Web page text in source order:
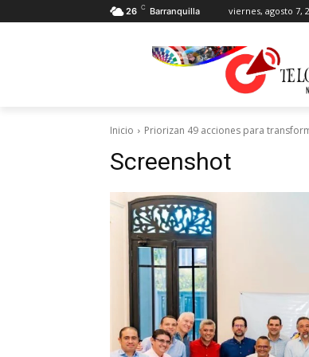
26 C Barranquilla viernes, agosto 7,
Inicio Priorizan 49 acciones para
Screenshot